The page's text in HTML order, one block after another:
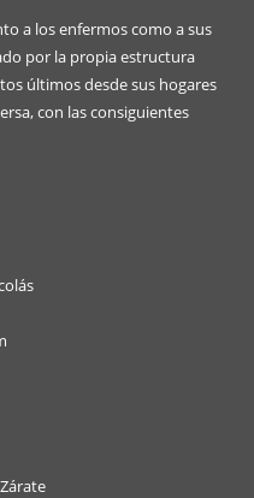
a los enfermos como a sus
por la propia estructura
últimos desde sus hogares
con las consiguientes